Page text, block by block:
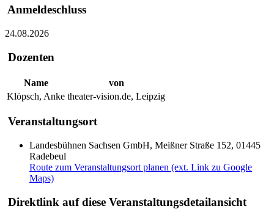
Anmeldeschluss
24.08.2026
Dozenten
Name
von
Klöpsch, Anke theater-vision.de, Leipzig
Veranstaltungsort
Landesbühnen Sachsen GmbH, Meißner Straße 152, 01445
Radebeul
Route zum Veranstaltungsort planen (ext. Link zu Google
Maps)
Direktlink auf diese Veranstaltungsdetailansicht